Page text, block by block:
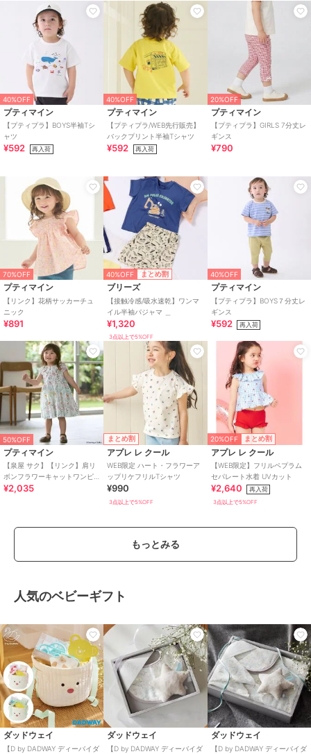
40%OFF
プティマイン
【プティプラ】BOYS半袖Tシ
ャツ
¥592 再入荷
40%OFF
プティマイン
【プティプラ/WEB先行販売】
バックプリント半袖Tシャツ
¥592 再入荷
20%OFF
プティマイン
【プティプラ】GIRLS 7分丈レ
ギンス
¥790
70%OFF
プティマイン
【リンク】花柄サッカーチュ
ニック
¥891
40%OFF まとめ割
ブリーズ
【接触冷感/吸水速乾】ワンマ
¥1,320
3点以上で5%OFF
40%OFF
プティマイン
【プティプラ】BOYS７分丈レ
ギンス
¥592 再入荷
50%OFF
プティマイン
【泉屋 サク】【リンク】肩リ
ボンフラワーキャットワンピ
ース
¥2,035
まとめ割
アプレ レ クール
WEB限定 ハート・フラワーア
ップリケフリルTシャツ
¥990
3点以上で5%OFF
20%OFF まとめ割
アプレ レ クール
【WEB限定】フリルペプラム
セパレート水着 UVカット
¥2,640 再入荷
3点以上で5%OFF
もっとみる
人気のベビーギフト
ダッドウェイ
【D by DADWAY ディーバイダ
ダッドウェイ
【D by DADWAY ディーバイダ
ダッドウェイ
【D by DADWAY ディーバイダ